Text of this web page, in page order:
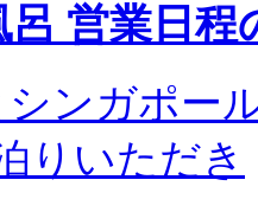
呂 営業日程